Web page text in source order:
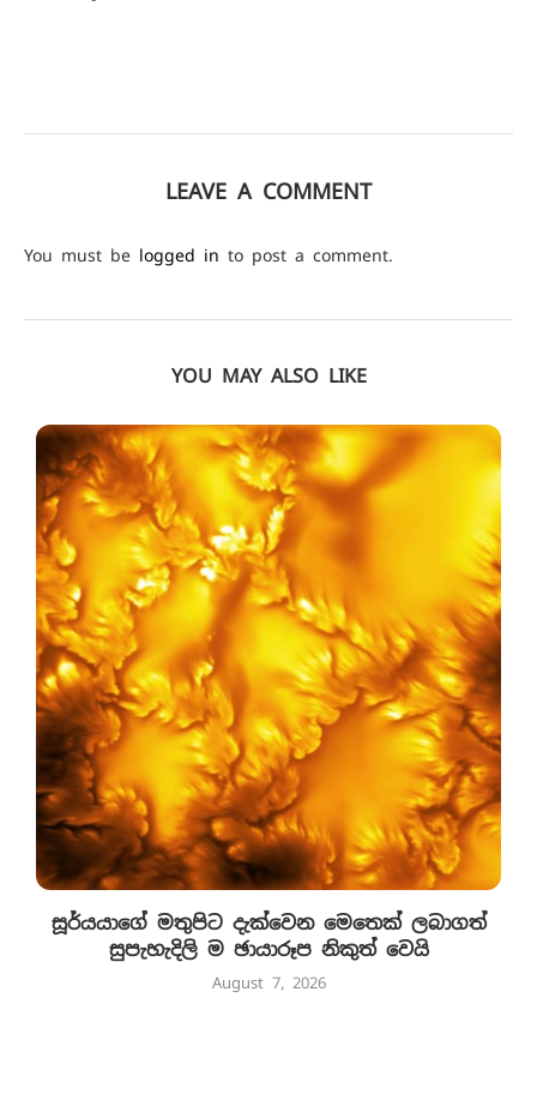
LEAVE A COMMENT
You must be logged in to post a comment.
YOU MAY ALSO LIKE
සූර්යයාගේ මතුපිට දැක්වෙන මෙතෙක් ලබාගත්
සුපැහැදිලි ම ඡායාරූප නිකුත් වෙයි
August 7, 2026